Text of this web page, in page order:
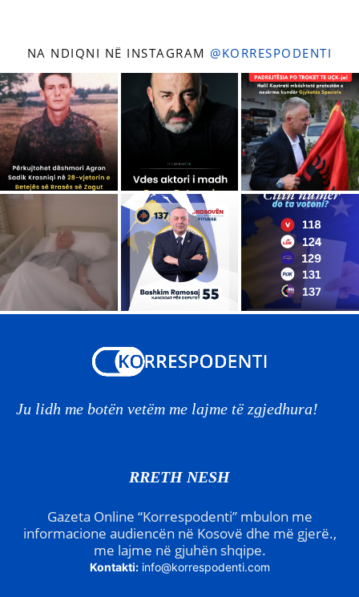
NA NDIQNI NË INSTAGRAM @KORRESPODENTI
Ju lidh me botën vetëm me lajme të zgjedhura!
RRETH NESH
Gazeta Online “Korrespodenti” mbulon me
informacione audiencën në Kosovë dhe më gjerë.,
me lajme në gjuhën shqipe.
Kontakti: info@korrespodenti.com